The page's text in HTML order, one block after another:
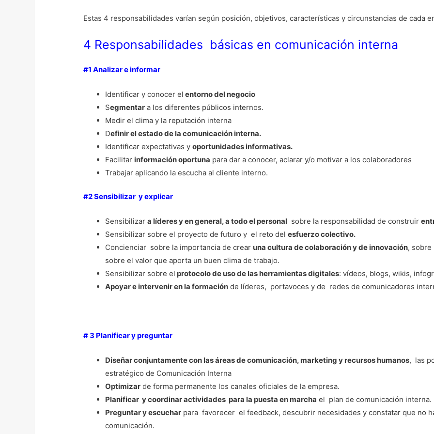
Estas 4 responsabilidades varían según posición, objetivos, características y circunstancias de cada
4 Responsabilidades básicas en comunicación interna
#1 Analizar e informar
Identificar y conocer el entorno del negocio
Segmentar a los diferentes públicos internos.
Medir el clima y la reputación interna
Definir el estado de la comunicación interna.
Identificar expectativas yoportunidades informativas.
Facilitar información oportuna para dar a conocer, aclarar y/o motivar a los colaboradores
Trabajar aplicando la escucha al cliente interno.
#2 Sensibilizar y explicar
Sensibilizara líderes y en general, a todo el personal sobre la responsabilidad de construir
Sensibilizar sobre el proyecto de futuro y el reto delesfuerzo colectivo.
Concienciar sobre la importancia de crear una cultura de colaboración y de innovación, sobre
sobre el valor que aporta un buen clima de trabajo.
Sensibilizar sobre el protocolo de uso de las herramientas digitales: vídeos, blogs, wikis,
Apoyar e intervenir en la formación de líderes, portavoces y de redes de comunicadores
# 3 Planificar y preguntar
Diseñar conjuntamente con las áreas de comunicación, marketing y recursos humanos, las
estratégico de Comunicación Interna
Optimizar de forma permanente los canales oficiales de la empresa.
Planificar y coordinar actividades para la puesta en marcha el plan de comunicación interna.
Preguntar y escuchar para favorecer el feedback, descubrir necesidades y constatar que no
comunicación.